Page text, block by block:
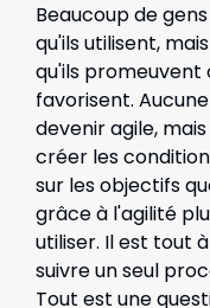
Beaucoup de
qu'ils utilisent,
qu'ils promeuvent
favorisent.
devenir agile,
créer les
sur les objectifs
grâce à l'agilité
utiliser. Il est tout
suivre un seul
Tout est une